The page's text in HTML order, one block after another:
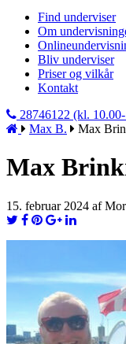
Find underviser
Om
Bliv underviser
Priser og vilkår
Kontakt
28746122 (kl.
Max B.
Max
Max
15. februar 2024 af